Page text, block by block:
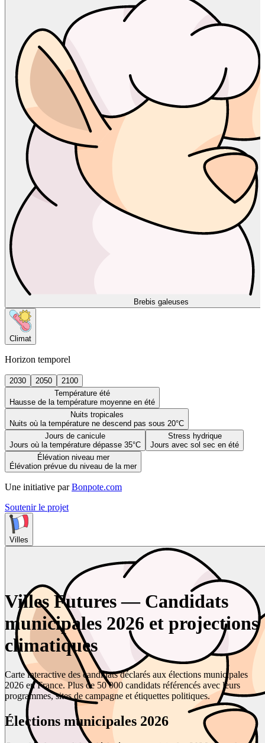
Brebis galeuses
Climat
Horizon temporel
2030 2050
2100
Température été
Hausse de la température moyenne en été
Nuits tropicales
Nuits où la température ne descend pas sous 20°C
Jours de canicule
Jours où la température dépasse 35°C
Stress hydrique
Jours avec sol sec en été
Élévation niveau mer
Élévation prévue du niveau de la mer
Une initiative par Bonpote.com
Soutenir le projet
Villes
Villes Futures — Candidats
municipales 2026 et projections
climatiques
Carte interactive des candidats déclarés aux élections municipales
2026 en France. Plus de 50 000 candidats référencés avec leurs
programmes, sites de campagne et étiquettes politiques.
Élections municipales 2026